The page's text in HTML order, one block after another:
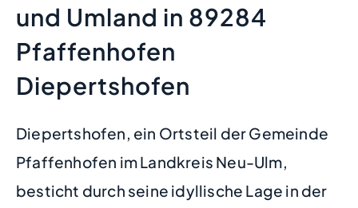
und Umland in 89284
Pfaffenhofen
Diepertshofen
Diepertshofen, ein Ortsteil der Gemeinde
Pfaffenhofen im Landkreis Neu-Ulm,
besticht durch seine idyllische Lage in der